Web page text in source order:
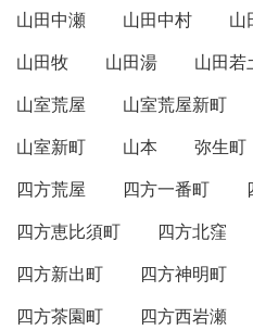
山田中瀬
山田中村 山
山田牧
山田湯 山田若
山室荒屋
山室荒屋新町
山室新町
山本 弥生町
四方荒屋
四方一番町
四方恵比須町
四方北窪
四方新出町
四方神明町
四方茶園町
四方西岩瀬